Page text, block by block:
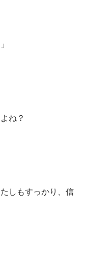
ね？
しもすっかり、信